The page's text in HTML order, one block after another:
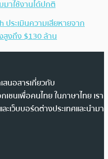
าใช้งานได้ปกติ
ประเมินความเสียหายจาก
สูงถึง $130 ล้าน
สนอสารเกี่ยวกับ
ชนเพื่อคนไทย ในภาษาไทย เรา
เว็บบอร์ดต่างประเทศและนำมา